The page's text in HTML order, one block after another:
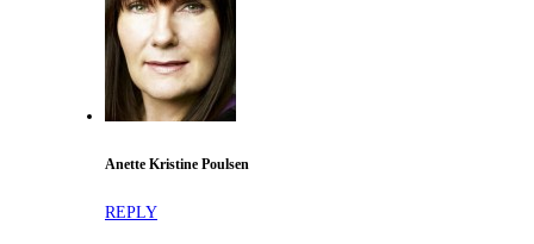
Anette Kristine Poulsen
REPLY